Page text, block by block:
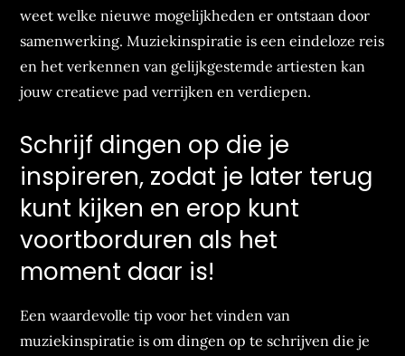
weet welke nieuwe mogelijkheden er ontstaan door
samenwerking. Muziekinspiratie is een eindeloze reis
en het verkennen van gelijkgestemde artiesten kan
jouw creatieve pad verrijken en verdiepen.
Schrijf dingen op die je
inspireren, zodat je later terug
kunt kijken en erop kunt
voortborduren als het
moment daar is!
Een waardevolle tip voor het vinden van
muziekinspiratie is om dingen op te schrijven die je